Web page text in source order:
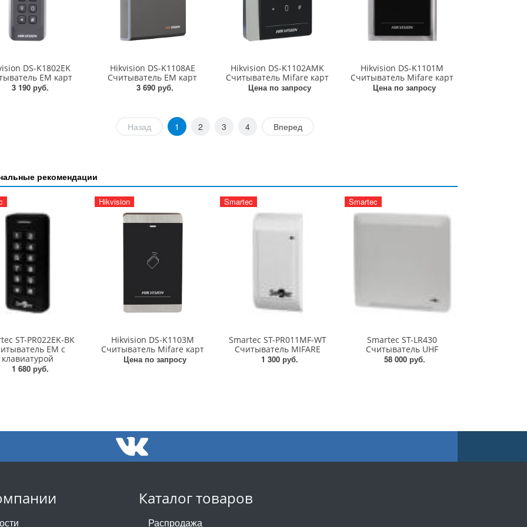
DS-K1802EK
EM карт
3 190 руб.
Hikvision DS-K1108AE
Считыватель EM карт
3 690 руб.
Hikvision DS-K1102AMK
Считыватель Mifare карт
Цена по запросу
Hikvision DS-K1101M
Считыватель Mifare карт
Цена по запросу
Назад 1 2 3 4 Вперед
рекомендации
ST-PR022EK-BK
EM с
клавиатурой
1 680 руб.
Hikvision
Hikvision DS-K1103M
Считыватель Mifare карт
Цена по запросу
Smartec
Smartec ST-PR011MF-WT
Считыватель MIFARE
1 300 руб.
Smartec
Smartec ST-LR430
Считыватель UHF
58 000 руб.
Каталог товаров
Распродажа